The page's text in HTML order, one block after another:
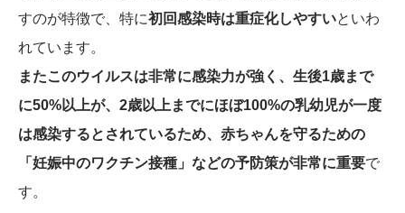
すのが特徴で、特に初回感染時は重症化しやすいといわ
れています。
またこのウイルスは非常に感染力が強く、生後1歳まで
に50%以上が、2歳以上までにほぼ100%の乳幼児が一度
は感染するとされているため、赤ちゃんを守るための
「妊娠中のワクチン接種」などの予防策が非常に重要で
す。